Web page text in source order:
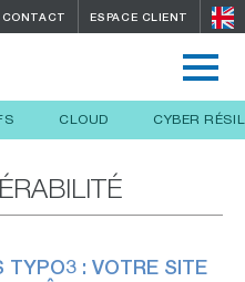
CONTACT ESPACE CLIENT
CLOUD CYBER
TYPO3 : VOTRE SITE